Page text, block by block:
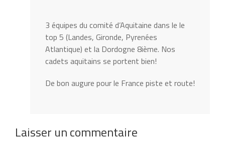
3 équipes du comité d’Aquitaine dans le le
top 5 (Landes, Gironde, Pyrenées
Atlantique) et la Dordogne 8ième. Nos
cadets aquitains se portent bien!
De bon augure pour le France piste et route!
Laisser un commentaire